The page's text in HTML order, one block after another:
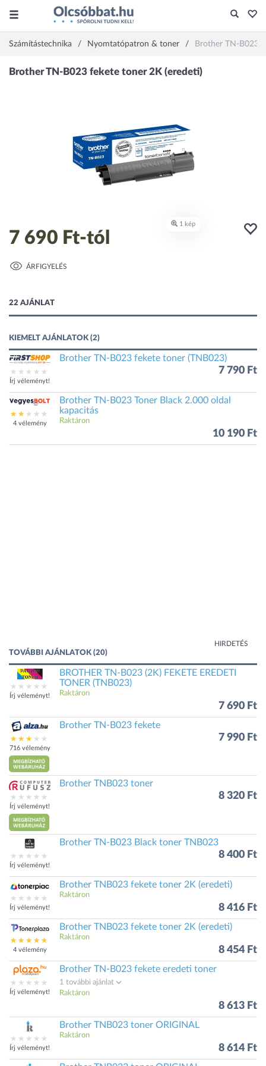
Számítástechnika Nyomtatópatron & toner Brother TN-B023
7 690 Ft-tól
ÁRFIGYELÉS
22 AJÁNLAT
KIEMELT AJÁNLATOK (2)
Írj véleményt!
Brother TN-B023 fekete toner (TNB023)
7 790 Ft
4 vélemény
Brother TN-B023 Toner Black 2.000 oldal
kapacitás
Raktáron
10 190 Ft
HIRDETÉS
TOVÁBBI AJÁNLATOK (20)
Írj véleményt!
BROTHER TN-B023 (2K) FEKETE EREDETI
TONER (TNB023)
Raktáron
7 690 Ft
716 vélemény
Brother TN-B023 fekete
7 990 Ft
Írj véleményt!
Brother TNB023 toner
8 320 Ft
Írj véleményt!
Brother TN-B023 Black toner TNB023
8 400 Ft
Írj véleményt!
Brother TNB023 fekete toner 2K (eredeti)
Raktáron
8 416 Ft
4 vélemény
Brother TNB023 fekete toner 2K (eredeti)
Raktáron
8 454 Ft
Írj véleményt!
Brother TN-B023 fekete eredeti toner
1 további ajánlat
Raktáron
8 613 Ft
Írj véleményt!
Brother TNB023 toner ORIGINAL
Raktáron
8 614 Ft